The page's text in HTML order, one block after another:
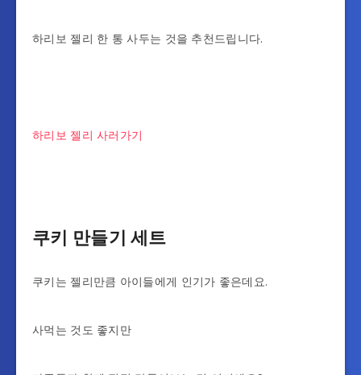
하리보 젤리 한 통 사두는 것을 추천드립니다.
하리보 젤리 사러가기
쿠키 만들기 세트
쿠키는 젤리만큼 아이들에게 인기가 좋은데요.
사먹는 것도 좋지만